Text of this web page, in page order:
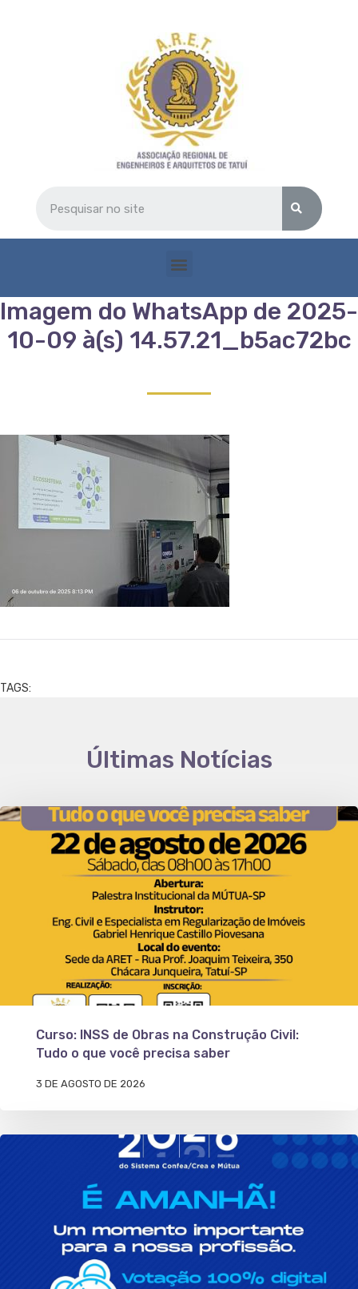
Imagem do WhatsApp de 2025-
10-09 à(s) 14.57.21_b5ac72bc
TAGS:
Últimas Notícias
Curso: INSS de Obras na Construção Civil:
Tudo o que você precisa saber
3 DE AGOSTO DE 2026